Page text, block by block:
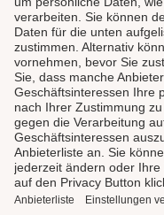
LAUX DELI
SERVICE
GENIESSEN